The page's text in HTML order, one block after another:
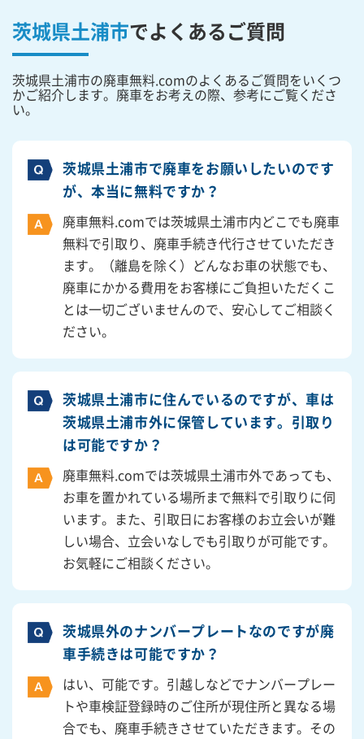
茨城県土浦市でよくあるご質問
茨城県土浦市の廃車無料.comのよくあるご質問をいくつ
かご紹介します。廃車をお考えの際、参考にご覧くださ
い。
茨城県土浦市で廃車をお願いしたいのです
が、本当に無料ですか？
廃車無料.comでは茨城県土浦市内どこでも廃車
無料で引取り、廃車手続き代行させていただき
ます。（離島を除く）どんなお車の状態でも、
廃車にかかる費用をお客様にご負担いただくこ
とは一切ございませんので、安心してご相談く
ださい。
茨城県土浦市に住んでいるのですが、車は
茨城県土浦市外に保管しています。引取り
は可能ですか？
廃車無料.comでは茨城県土浦市外であっても、
お車を置かれている場所まで無料で引取りに伺
います。また、引取日にお客様のお立会いが難
しい場合、立会いなしでも引取りが可能です。
お気軽にご相談ください。
茨城県外のナンバープレートなのですが廃
車手続きは可能ですか？
はい、可能です。引越しなどでナンバープレー
トや車検証登録時のご住所が現住所と異なる場
合でも、廃車手続きさせていただきます。その